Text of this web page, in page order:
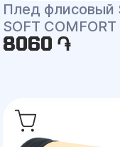
Плед флисовый
SOFT COMFORT
8060 ֏